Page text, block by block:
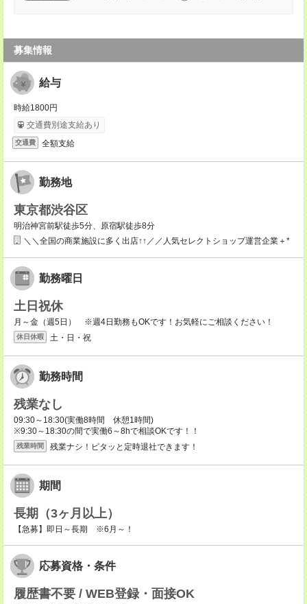
募集情報
給与
時給1800円
交通費別途支給あり
交通費 全額支給
勤務地
東京都渋谷区
明治神宮前駅徒歩5分、原宿駅徒歩8分
＼＼全国の商業施設に多く出店↑↑／／人気セレクトショップ運営企業＋*
勤務曜日
土日祝休
月～金（週5日） ※週4日勤務もOKです！お気軽にご相談ください！
休日休暇 土・日・祝
勤務時間
残業なし
09:30～18:30(実働8時間 休憩1時間)
※9:30～18:30の間で実働6～8hで相談OKです！！
残業時間 残業ナシ！ピタッと定時退社できます！
期間
長期（3ヶ月以上）
【急募】即日～長期 ※6月～！
応募資格・条件
履歴書不要 / WEB登録・面接OK